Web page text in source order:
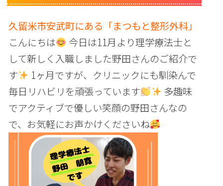
久留米市安武町にある「まつもと整形外科」
こんにちは
今日は11月より理学療法士と
して新しく入職しました野田さんのご紹介で
す
1ヶ月ですが、クリニックにも馴染んで
毎日リハビリを頑張っています
多趣味
でアクティブで優しい笑顔の野田さんなの
で、お気軽にお声かけくださいね